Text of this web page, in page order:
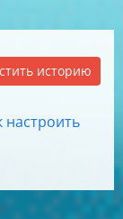
историю
настроить